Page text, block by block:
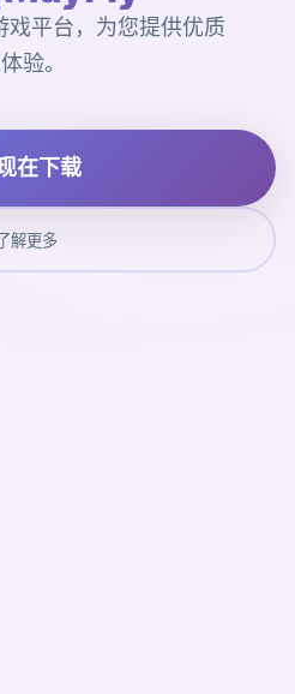
平台，为您提供优质
验。
在下载
了解更多